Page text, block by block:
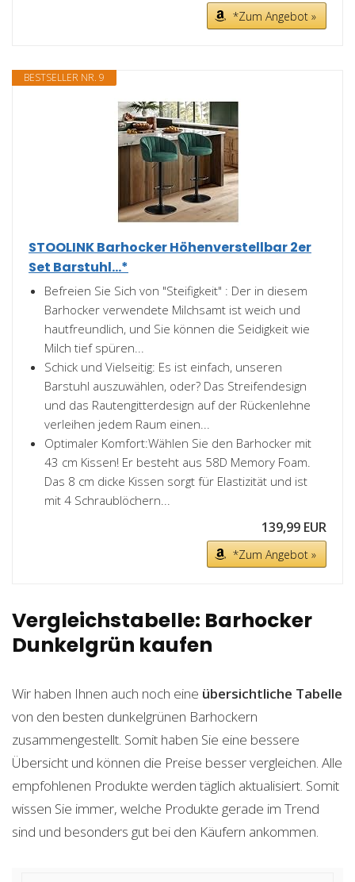
*Zum Angebot »
BESTSELLER NR. 9
STOOLINK Barhocker Höhenverstellbar 2er
Set Barstuhl...*
Befreien Sie Sich von "Steifigkeit" : Der in diesem
Barhocker verwendete Milchsamt ist weich und
hautfreundlich, und Sie können die Seidigkeit wie
Milch tief spüren...
Schick und Vielseitig: Es ist einfach, unseren
Barstuhl auszuwählen, oder? Das Streifendesign
und das Rautengitterdesign auf der Rückenlehne
verleihen jedem Raum einen...
Optimaler Komfort:Wählen Sie den Barhocker mit
43 cm Kissen! Er besteht aus 58D Memory Foam.
Das 8 cm dicke Kissen sorgt für Elastizität und ist
mit 4 Schraublöchern...
139,99 EUR
*Zum Angebot »
Vergleichstabelle: Barhocker
Dunkelgrün kaufen
Wir haben Ihnen auch noch eine übersichtliche Tabelle
von den besten dunkelgrünen Barhockern
zusammengestellt. Somit haben Sie eine bessere
Übersicht und können die Preise besser vergleichen. Alle
empfohlenen Produkte werden täglich aktualisiert. Somit
wissen Sie immer, welche Produkte gerade im Trend
sind und besonders gut bei den Käufern ankommen.